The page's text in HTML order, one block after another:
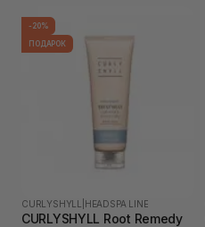
-20%
ПОДАРОК
CURLYSHYLL HEADSPA LINE
CURLYSHYLL Root Remedy